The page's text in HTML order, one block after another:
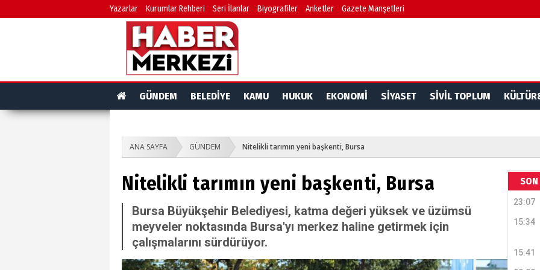
Yazarlar Kurumlar Rehberi Seri İlanlar Biyografiler Anketler Gazete Manşetleri
GÜNDEM BELEDİYE KAMU HUKUK EKONOMİ SİYASET SİVİL TOPLUM
ANA SAYFA GÜNDEM Nitelikli tarımın yeni başkenti, Bursa
Nitelikli tarımın yeni başkenti, Bursa
Bursa Büyükşehir Belediyesi, katma değeri yüksek ve üzümsü
meyveler noktasında Bursa'yı merkez haline getirmek için
çalışmalarını sürdürüyor.
SON
23:07
15:34
15:41
Dr.